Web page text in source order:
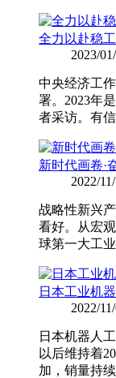
全力以赴稳
2023/
中央经济工
署。2023年
者采访。有
新时代画卷·
2022/
战略性新兴
看好。从宏
球第一大工
日本工业机
2022/11/
日本机器人
以后维持着
加，销量持